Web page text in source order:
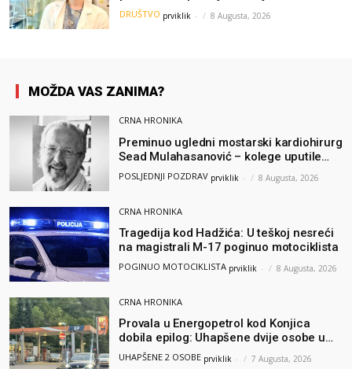
akademije nauka, njeno istraživanje
moglo bi pomoći djeci širom svijeta
DRUŠTVO prviklik - 8 Augusta, 2026
MOŽDA VAS ZANIMA?
CRNA HRONIKA
Preminuo ugledni mostarski kardiohirurg
Sead Mulahasanović – kolege uputile
emotivnu oproštajnu poruku
POSLJEDNJI POZDRAV prviklik - 8 Augusta, 2026
CRNA HRONIKA
Tragedija kod Hadžića: U teškoj nesreći
na magistrali M-17 poginuo motociklista
POGINUO MOTOCIKLISTA prviklik - 8 Augusta, 2026
CRNA HRONIKA
Provala u Energopetrol kod Konjica
dobila epilog: Uhapšene dvije osobe u
Čapljini i Jablanici
UHAPŠENE 2 OSOBE prviklik - 7 Augusta, 2026